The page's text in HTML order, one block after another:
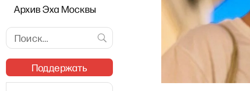
Архив Эха Москвы
Поддержать